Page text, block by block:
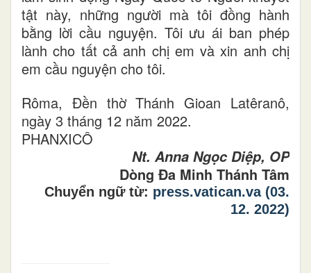
tật này, những người mà tôi đồng hành
bằng lời cầu nguyện. Tôi ưu ái ban phép
lành cho tất cả anh chị em và xin anh chị
em cầu nguyện cho tôi.
Rôma, Đền thờThánh Gioan Latêranô,
ngày 3 tháng 12 năm 2022.
PHANXICÔ
Nt. Anna Ngọc Diệp, OP
Dòng Đa Minh Thánh Tâm
Chuyển ngữ từ: press.vatican.va (03.
12. 2022)